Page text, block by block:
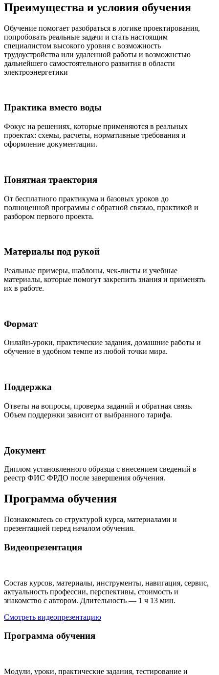
Преимущества и условия обучения
Обучение помогает разобраться в логике проектирования,
попробовать реальные задачи и стать настоящим
специалистом высокого уровня с возможность
трудоустройства или удаленной работы и возможнстью
дальнейшего самостоятельного развития в области
электроэнергетики
Практика вместо воды
Фокус на решениях, которые применяются в реальных
проектах: схемы, расчеты, нормативные требования и
оформление документации.
Понятная траектория
От бесплатного практикума и базовых уроков до
полноценной программы с обратной связью, практикой и
разбором первого проекта.
Материалы под рукой
Реальные примеры, шаблоны, чек-листы и учебные
материалы, которые помогут закрепить знания и применять
их в работе.
Формат
Онлайн-уроки, практические задания, домашние работы и
обучение в удобном темпе из любой точки мира.
Поддержка
Ответы на вопросы, проверка заданий и обратная связь.
Объем поддержки зависит от выбранного тарифа.
Документ
Диплом установленного образца с внесением сведений в
реестр ФИС ФРДО после завершения обучения.
Программа обучения
Познакомьтесь со структурой курса, материалами и
презентацией перед началом обучения.
Видеопрезентация
Состав курсов, материалы, инструменты, навигация, сервис,
актуальность профессии, перспективы, стоимость и
знакомство с автором. Длительность — 1 ч 13 мин.
Смотреть видеопрезентацию
Программа обучения
Модули, уроки, практические задания, тестирование и